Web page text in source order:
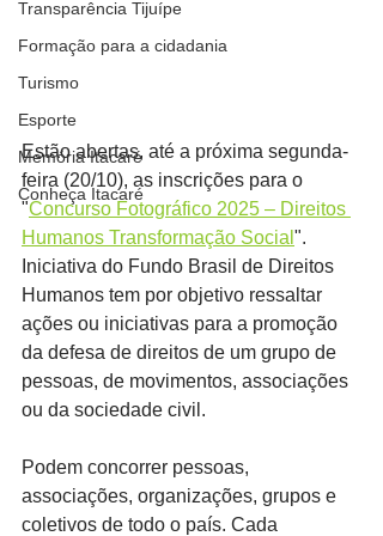
Transparência Tijuípe
Formação para a cidadania
Turismo
Esporte
Memória Itacaré
Conheça Itacaré
Estão abertas, até a próxima segunda-
feira (20/10), as inscrições para o
"Concurso Fotográfico 2025 – Direitos
Humanos Transformação Social ".
Iniciativa do Fundo Brasil de Direitos
Humanos tem por objetivo ressaltar
ações ou iniciativas para a promoção
da defesa de direitos de um grupo de
pessoas, de movimentos, associações
ou da sociedade civil.
Podem concorrer pessoas,
associações, organizações, grupos e
coletivos de todo o país. Cada